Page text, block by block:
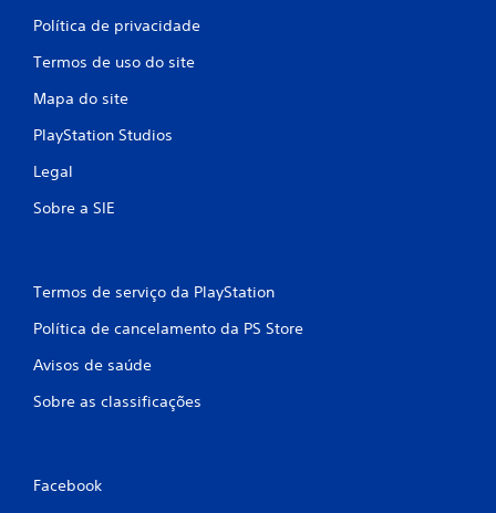
Política de privacidade
Termos de uso do site
Mapa do site
PlayStation Studios
Legal
Sobre a SIE
Termos de serviço da PlayStation
Política de cancelamento da PS Store
Avisos de saúde
Sobre as classificações
Facebook